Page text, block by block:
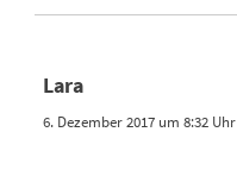
Lara
6. Dezember 2017 um 8:32 Uhr